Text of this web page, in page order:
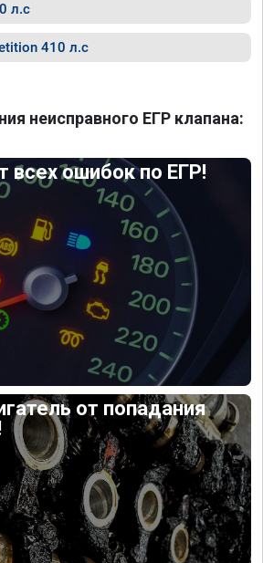
л.с
410 л.с
неисправного ЕГР клапана:
всех ошибок по ЕГР!
от попадания